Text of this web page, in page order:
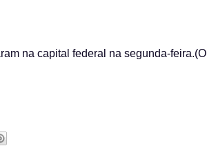
na capital federal na segunda-feira.(O